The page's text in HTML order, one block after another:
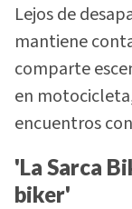
Lejos de
mantiene
comparte
en
encuentros
'La Sarca
biker'